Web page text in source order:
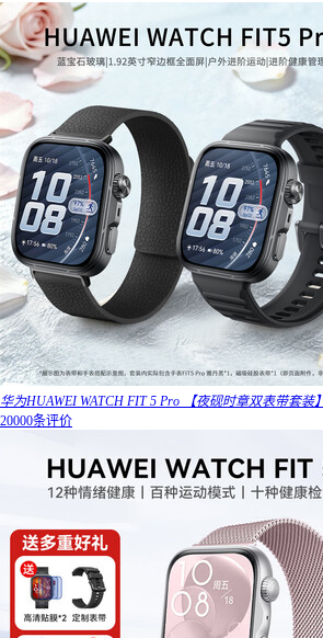
华为HUAWEI WATCH FIT 5 Pro 【夜砚时章双表带套装】
20000条评价